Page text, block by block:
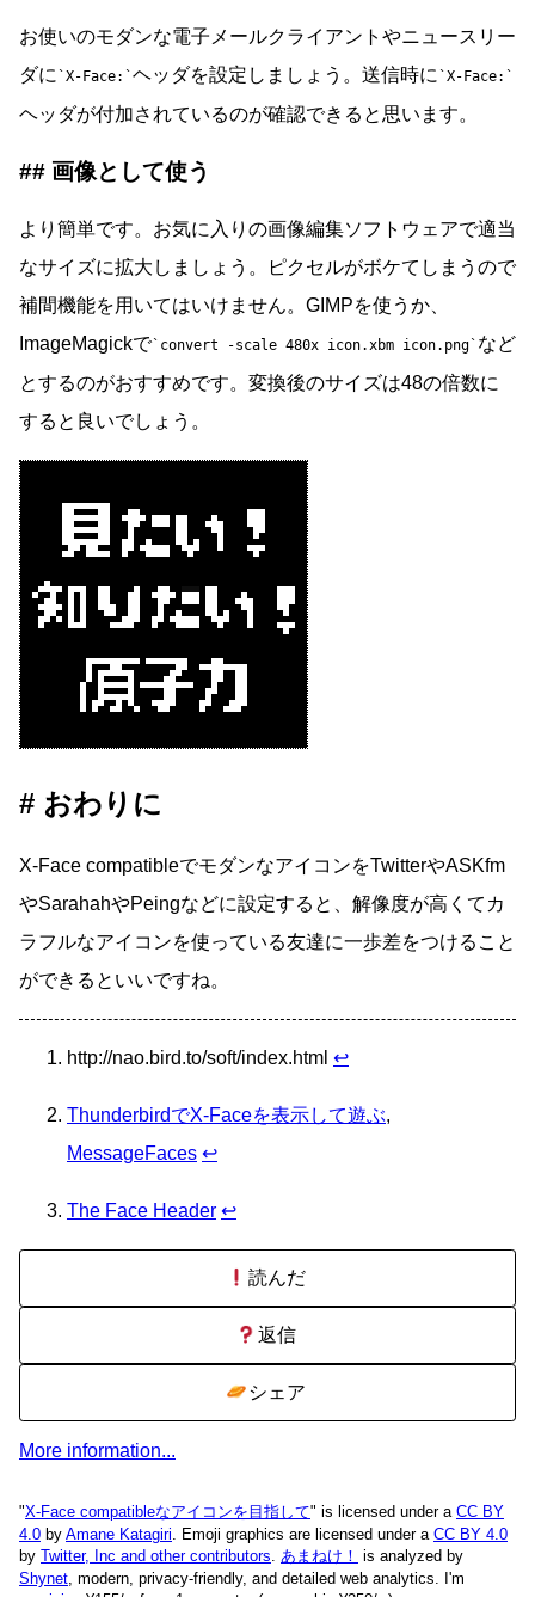
お使いのモダンな電子メールクライアントやニュースリー
ダに
X-Face: ヘッダを設定しましょう。送信時に X-Face:
ヘッダが付加されているのが確認できると思います。
画像として使う
より簡単です。お気に入りの画像編集ソフトウェアで適当
なサイズに拡大しましょう。ピクセルがボケてしまうので
補間機能を用いてはいけません。GIMPを使うか、
ImageMagickで convert -scale 480x icon.xbm icon.png など
とするのがおすすめです。変換後のサイズは48の倍数に
すると良いでしょう。
おわりに
X-Face compatibleでモダンなアイコンをTwitterやASKfm
やSarahahやPeingなどに設定すると、解像度が高くてカ
ラフルなアイコンを使っている友達に一歩差をつけること
ができるといいですね。
http://nao.bird.to/soft/index.html ↩
ThunderbirdでX-Faceを表示して遊ぶ,
MessageFaces ↩
The Face Header ↩
読んだ
返信
シェア
More information...
"X-Face compatibleなアイコンを目指して" is licensed under a CC BY
4.0 by Amane Katagiri. Emoji graphics are licensed under a CC BY 4.0
by Twitter, Inc and other contributors. あまねけ！ is analyzed by
Shynet, modern, privacy-friendly, and detailed web analytics. I'm